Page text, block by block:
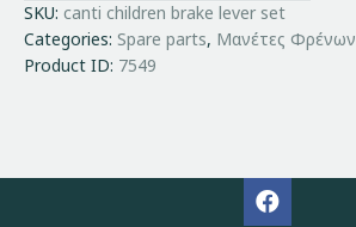
SKU: canti children brake lever set
Categories: Spare parts, Μανέτες Φρένων
Product ID: 7549